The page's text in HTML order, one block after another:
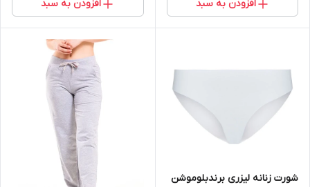
افزودن به سبد افزودن به سبد
شورت زنانه لیزری برندبلوموشن